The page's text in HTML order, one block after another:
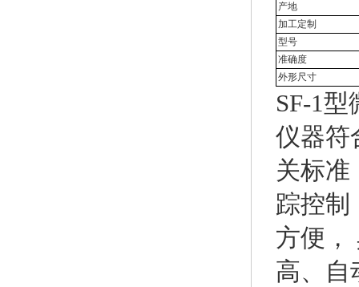
产地
加工定制
型号
准确度
外形尺寸
SF-1
仪器符
关标准
踪控制
方便，
高、自